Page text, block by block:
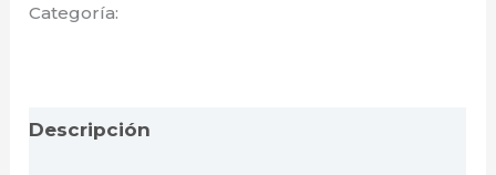
Categoría:
Descripción